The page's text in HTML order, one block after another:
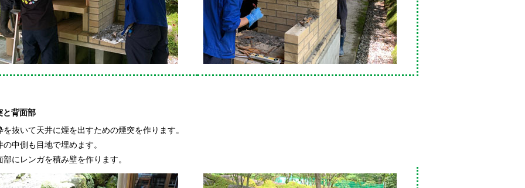
と背面部
抜いて天井に煙を出すための煙突を作ります。
中側も目地で埋めます。
にレンガを積み壁を作ります。